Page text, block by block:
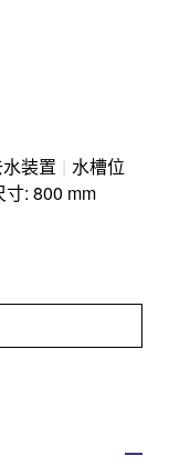
装置 | 水槽位
: 800 mm